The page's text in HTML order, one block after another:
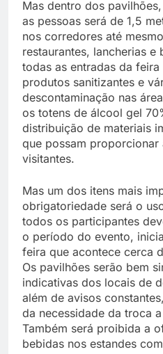
Mas dentro dos
as pessoas será de 1,5
nos corredores até
restaurantes, lancherias e
todas as entradas da
produtos sanitizantes e
descontaminação nas
os totens de álcool gel
distribuição de materiais
que possam
visitantes.
Mas um dos itens mais
obrigatoriedade será o
todos os participantes
o período do evento,
feira que acontece cerca
Os pavilhões serão bem
indicativas dos locais de
além de avisos
da necessidade da troca
Também será proibida a
bebidas nos estandes